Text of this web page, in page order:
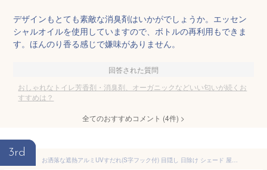
デザインもとても素敵な消臭剤はいかがでしょうか。エッセン
シャルオイルを使用していますので、ボトルの再利用もできま
す。ほんのり香る感じで嫌味がありません。
回答された質問
おしゃれなトイレ芳香剤・消臭剤、オーガニックなどいい匂いが続くお
すすめは？
全てのおすすめコメント (4件) >
3rd
お洒落な遮熱アルミUVすだれ(S字フック付) 目隠し 日除け シェード 屋外 おしゃれ 遮光 UVカット 断熱 アルミすだれ サンシェード 窓 ベランダ 日よけ ロールアップ 日陰 日射し 巻き上げ プライバシー保護 送料無料